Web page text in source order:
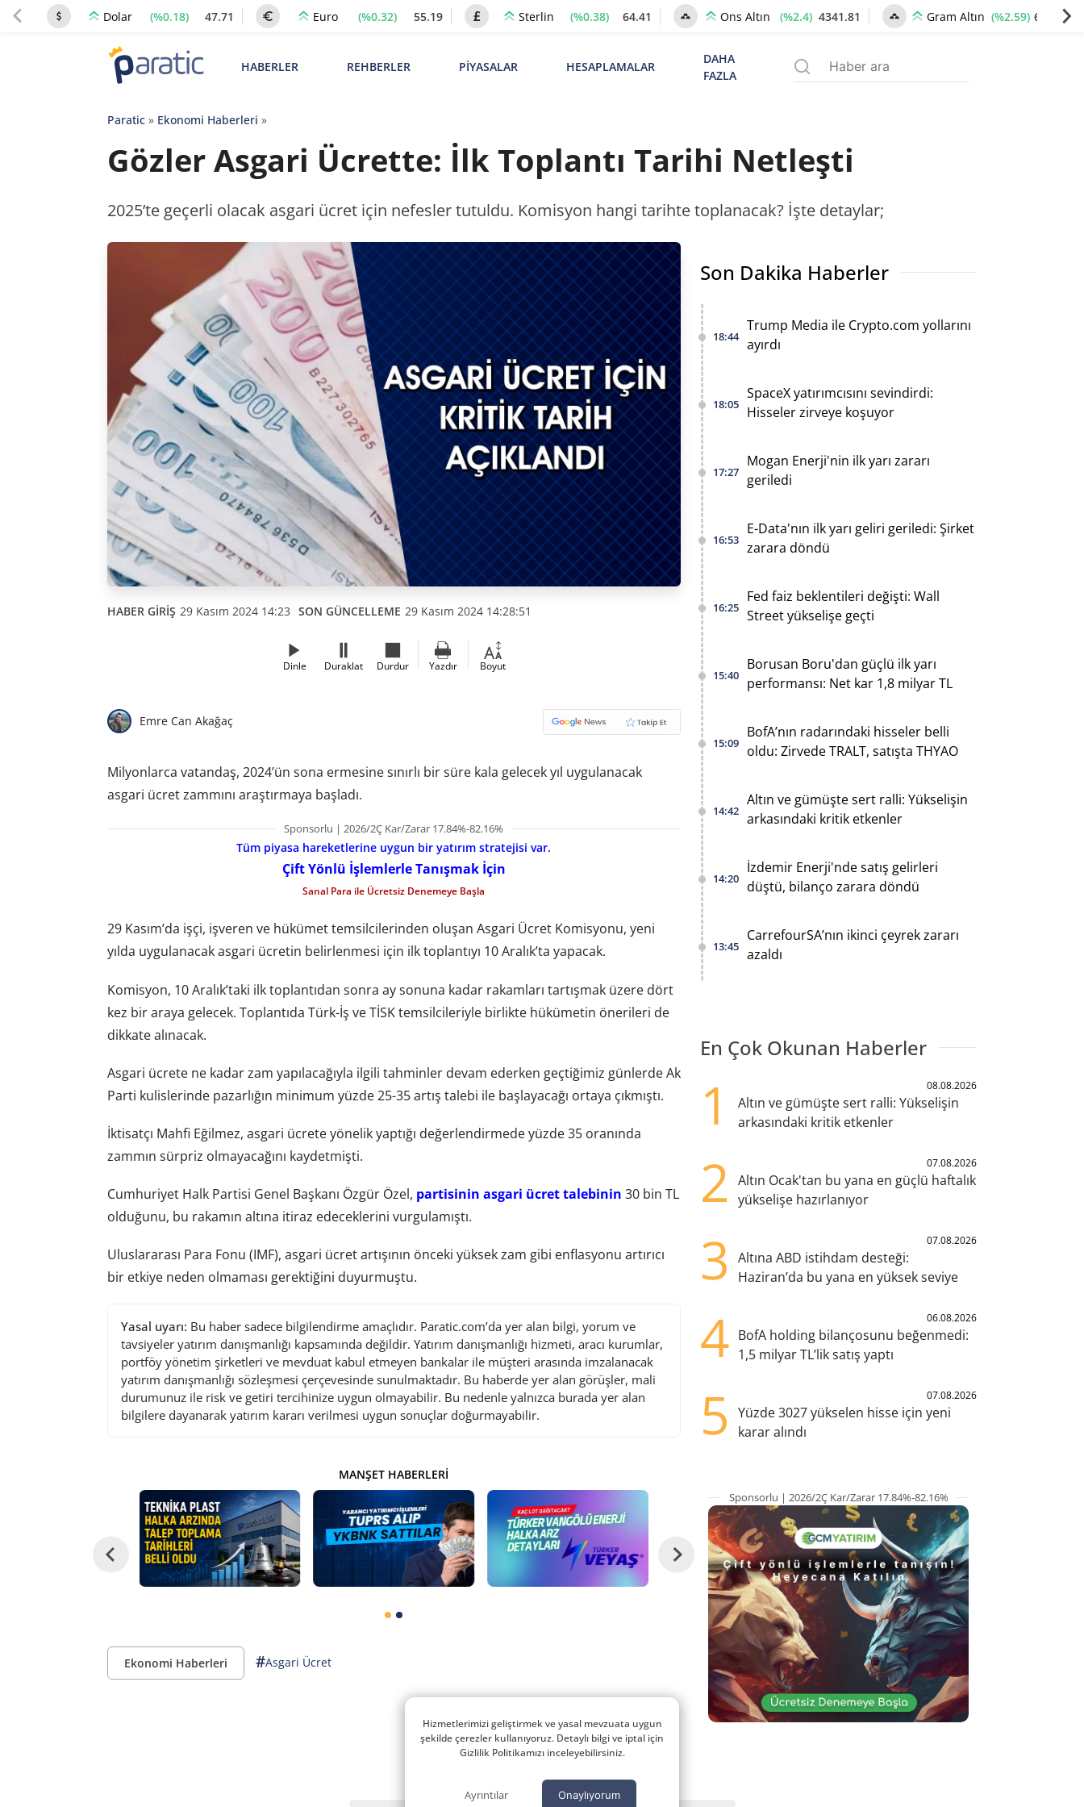
Dolar (%0.18) 47.71 Euro (%0.32) 55.19 Sterlin (%0.38) 64.41 Ons Altın (%2.4) 4341.81 Gram Altın (%2.59) 6660.55
HABERLER REHBERLER PİYASALAR HESAPLAMALAR
DAHA
FAZLA
Paratic» Ekonomi Haberleri »
Gözler Asgari Ücrette: İlk Toplantı Tarihi Netleşti
2025’te geçerli olacak asgari ücret için nefesler tutuldu. Komisyon hangi tarihte toplanacak? İşte detaylar;
HABER GİRİŞ 29 Kasım 2024 14:23 SON GÜNCELLEME 29 Kasım 2024 14:28:51
Dinle Duraklat Durdur Yazdır Boyut
Emre Can Akağaç
Milyonlarca vatandaş, 2024’ün sona ermesine sınırlı bir süre kala gelecek yıl uygulanacak
asgari ücret zammını araştırmaya başladı.
Sponsorlu | 2026/2Ç Kar/Zarar 17.84%-82.16%
Tüm piyasa hareketlerine uygun bir yatırım stratejisi var.
Çift Yönlü İşlemlerle Tanışmak İçin
Sanal Para ile Ücretsiz Denemeye Başla
29 Kasım’da işçi, işveren ve hükümet temsilcilerinden oluşan Asgari Ücret Komisyonu, yeni
yılda uygulanacak asgari ücretin belirlenmesi için ilk toplantıyı 10 Aralık’ta yapacak.
Komisyon, 10 Aralık’taki ilk toplantıdan sonra ay sonuna kadar rakamları tartışmak üzere dört
kez bir araya gelecek. Toplantıda Türk-İş ve TİSK temsilcileriyle birlikte hükümetin önerileri de
dikkate alınacak.
Asgari ücrete ne kadar zam yapılacağıyla ilgili tahminler devam ederken geçtiğimiz günlerde Ak
Parti kulislerinde pazarlığın minimum yüzde 25-35 artış talebi ile başlayacağı ortaya çıkmıştı.
İktisatçı Mahfi Eğilmez, asgari ücrete yönelik yaptığı değerlendirmede yüzde 35 oranında
zammın sürpriz olmayacağını kaydetmişti.
Cumhuriyet Halk Partisi Genel Başkanı Özgür Özel, partisinin asgari ücret talebinin 30 bin TL
olduğunu, bu rakamın altına itiraz edeceklerini vurgulamıştı.
Uluslararası Para Fonu (IMF), asgari ücret artışının önceki yüksek zam gibi enflasyonu artırıcı
bir etkiye neden olmaması gerektiğini duyurmuştu.
Yasal uyarı: Bu haber sadece bilgilendirme amaçlıdır. Paratic.com’da yer alan bilgi, yorum ve
tavsiyeler yatırım danışmanlığı kapsamında değildir. Yatırım danışmanlığı hizmeti, aracı kurumlar,
portföy yönetim şirketleri ve mevduat kabul etmeyen bankalar ile müşteri arasında imzalanacak
yatırım danışmanlığı sözleşmesi çerçevesinde sunulmaktadır. Bu haberde yer alan görüşler, mali
durumunuz ile risk ve getiri tercihinize uygun olmayabilir. Bu nedenle yalnızca burada yer alan
bilgilere dayanarak yatırım kararı verilmesi uygun sonuçlar doğurmayabilir.
MANŞET HABERLERI
Ekonomi Haberleri #Asgari Ücret
Son Dakika Haberler
18:44
Trump Media ile Crypto.com yollarını
ayırdı
18:05
SpaceX yatırımcısını sevindirdi:
Hisseler zirveye koşuyor
17:27
Mogan Enerji'nin ilk yarı zararı
geriledi
16:53
E-Data'nın ilk yarı geliri geriledi: Şirket
zarara döndü
16:25
Fed faiz beklentileri değişti: Wall
Street yükselişe geçti
15:40
Borusan Boru'dan güçlü ilk yarı
performansı: Net kar 1,8 milyar TL
15:09
BofA’nın radarındaki hisseler belli
oldu: Zirvede TRALT, satışta THYAO
14:42
Altın ve gümüşte sert ralli: Yükselişin
arkasındaki kritik etkenler
14:20
İzdemir Enerji'nde satış gelirleri
düştü, bilanço zarara döndü
13:45
CarrefourSA’nın ikinci çeyrek zararı
azaldı
En Çok Okunan Haberler
1 08.08.2026
Altın ve gümüşte sert ralli: Yükselişin
arkasındaki kritik etkenler
2 07.08.2026
Altın Ocak'tan bu yana en güçlü haftalık
yükselişe hazırlanıyor
3 07.08.2026
Altına ABD istihdam desteği:
Haziran’da bu yana en yüksek seviye
4 06.08.2026
BofA holding bilançosunu beğenmedi:
1,5 milyar TL’lik satış yaptı
5 07.08.2026
Yüzde 3027 yükselen hisse için yeni
karar alındı
Sponsorlu | 2026/2Ç Kar/Zarar 17.84%-82.16%
Hizmetlerimizi geliştirmek ve yasal mevzuata uygun
şekilde çerezler kullanıyoruz. Detaylı bilgi ve iptal için
Gizlilik Politikamızı inceleyebilirsiniz.
Ayrıntılar Onaylıyorum